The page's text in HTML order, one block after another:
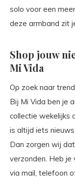
solo voor een
deze armband zit
Shop jouw
Mi Vida
Op zoek naar
Bij Mi Vida ben je
collectie wekelijks
is altijd iets
Dan zorgen wij
verzonden. Heb
via mail, telefoon